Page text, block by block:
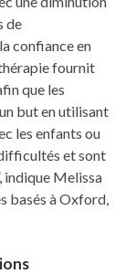
de
confiance en
fournit
que les
but en utilisant
les enfants ou
et sont
indique Melissa
basés à Oxford,